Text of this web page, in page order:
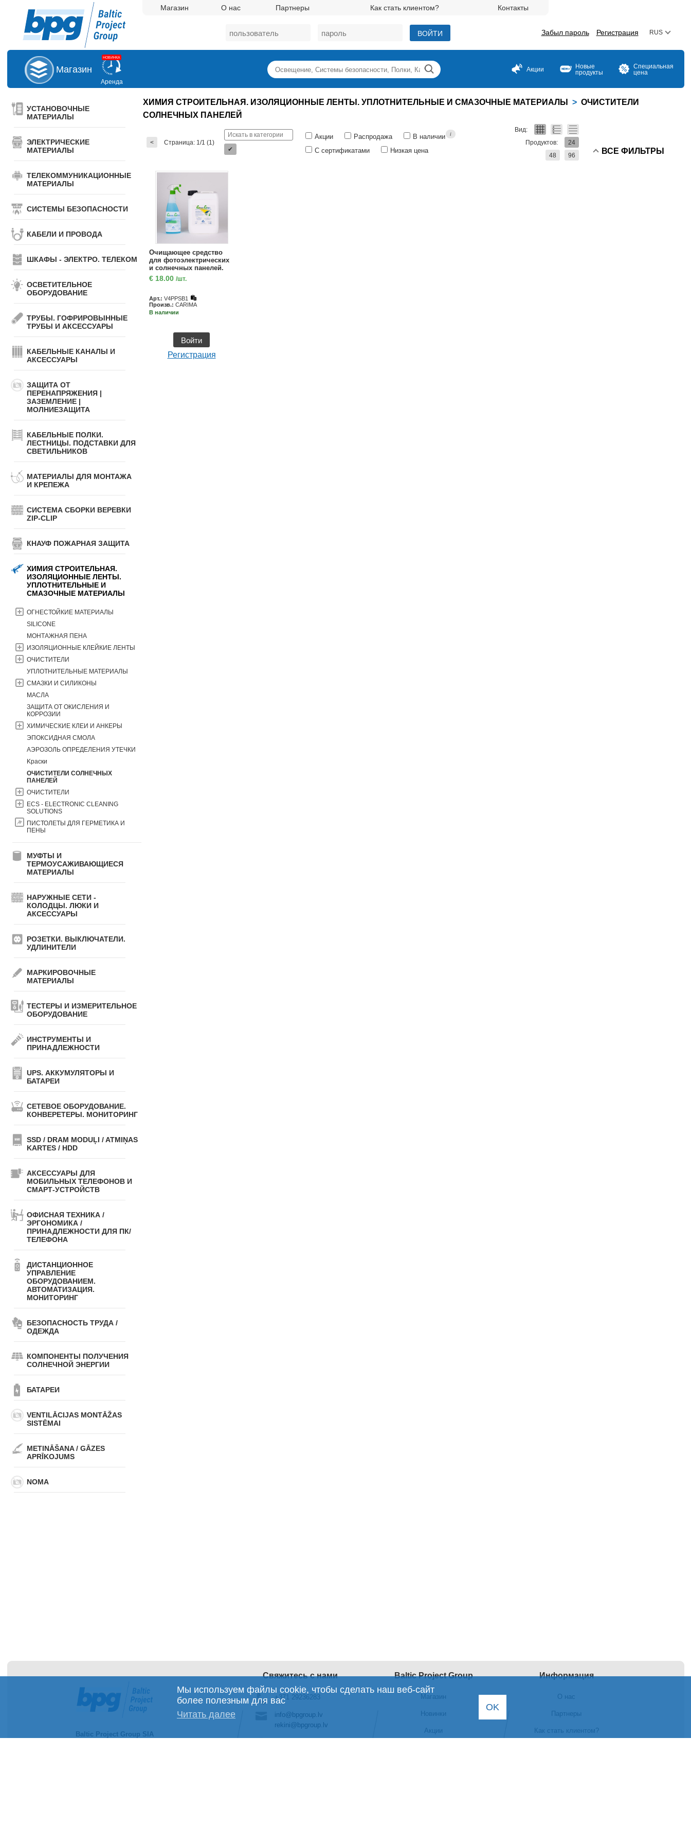
Мы используем файлы cookie, чтобы сделать наш веб-сайт
более полезным для вас
Читать далее
OK
Магазин О нас Партнеры Как стать клиентом? Контакты
ВОЙТИ Забыл пароль Регистрация RUS
Магазин
НОВИНКА
Аренда
Акции
Новые
продукты
Специальная
цена
УСТАНОВОЧНЫЕ
МАТЕРИАЛЫ
ЭЛЕКТРИЧЕСКИЕ
МАТЕРИАЛЫ
ТЕЛЕКОММУНИКАЦИОННЫЕ
МАТЕРИАЛЫ
СИСТЕМЫ БЕЗОПАСНОСТИ
КАБЕЛИ И ПРОВОДА
ШКАФЫ - ЭЛЕКТРО. ТЕЛЕКОМ
ОСВЕТИТЕЛЬНОЕ
ОБОРУДОВАНИЕ
ТРУБЫ. ГОФРИРОВЫННЫЕ
ТРУБЫ И АКСЕССУАРЫ
КАБЕЛЬНЫЕ КАНАЛЫ И
АКСЕССУАРЫ
ЗАЩИТА ОТ
ПЕРЕНАПРЯЖЕНИЯ |
ЗАЗЕМЛЕНИЕ |
МОЛНИЕЗАЩИТА
КАБЕЛЬНЫЕ ПОЛКИ.
ЛЕСТНИЦЫ. ПОДСТАВКИ ДЛЯ
СВЕТИЛЬНИКОВ
МАТЕРИАЛЫ ДЛЯ МОНТАЖА
И КРЕПЕЖА
СИСТЕМА СБОРКИ ВЕРЕВКИ
ZIP-CLIP
КНАУФ ПОЖАРНАЯ ЗАЩИТА
XИМИЯ CТРОИTEЛЬНAЯ.
ИЗОЛЯЦИОННЫЕ ЛЕНТЫ.
УПЛОТНИТЕЛЬНЫЕ И
СМАЗОЧНЫЕ МАТЕРИАЛЫ
ОГНЕСТОЙКИЕ МАТЕРИАЛЫ
SILICONE
МОНТАЖНАЯ ПЕНА
ИЗОЛЯЦИОННЫЕ КЛЕЙКИЕ ЛЕНТЫ
ОЧИСТИТЕЛИ
УПЛОТНИТЕЛЬНЫЕ МАТЕРИАЛЫ
СМАЗКИ И СИЛИКОНЫ
МАСЛА
ЗАЩИТА ОТ ОКИСЛЕНИЯ И
КОРРОЗИИ
ХИМИЧЕСКИЕ КЛЕИ И АНКЕРЫ
ЭПОКСИДНАЯ СМОЛА
АЭРОЗОЛЬ ОПРЕДЕЛЕНИЯ УТЕЧКИ
Kраски
ОЧИСТИТЕЛИ СОЛНЕЧНЫХ
ПАНЕЛЕЙ
ОЧИСТИТЕЛИ
ECS - ELECTRONIC CLEANING
SOLUTIONS
ПИСТОЛЕТЫ ДЛЯ ГЕРМЕТИКА И
ПЕНЫ
МУФТЫ И
ТЕРМОУСАЖИВАЮЩИЕСЯ
МАТЕРИАЛЫ
НАРУЖНЫЕ СЕТИ -
КОЛОДЦЫ. ЛЮКИ И
АКСЕССУАРЫ
РОЗЕТКИ. ВЫКЛЮЧАТЕЛИ.
УДЛИНИТЕЛИ
МАРКИРОВОЧНЫЕ
МАТЕРИАЛЫ
ТЕСТЕРЫ И ИЗМЕРИТЕЛЬНОЕ
ОБОРУДОВАНИЕ
ИНСТРУМЕНТЫ И
ПРИНАДЛЕЖНОСТИ
UPS. АККУМУЛЯТОРЫ И
БАТАРЕИ
СЕТЕВОЕ ОБОРУДОВАНИЕ.
КОНВЕРЕТЕРЫ. МОНИТОРИНГ
SSD / DRAM MODUĻI / ATMIŅAS
KARTES / HDD
АКСЕССУАРЫ ДЛЯ
МОБИЛЬНЫХ ТЕЛЕФОНОВ И
СМАРТ-УСТРОЙСТВ
ОФИСНАЯ ТЕХНИКА /
ЭРГОНОМИКА /
ПРИНАДЛЕЖНОСТИ ДЛЯ ПК/
ТЕЛЕФОНА
ДИСТАНЦИОННОЕ
УПРАВЛЕНИЕ
ОБОРУДОВАНИЕМ.
АВТОМАТИЗАЦИЯ.
МОНИТОРИНГ
БЕЗОПАСНОСТЬ ТРУДА /
ОДЕЖДА
КОМПОНЕНТЫ ПОЛУЧЕНИЯ
СОЛНЕЧНОЙ ЭНЕРГИИ
БАТАРЕИ
VENTILĀCIJAS MONTĀŽAS
SISTĒMAI
METINĀŠANA / GĀZES
APRĪKOJUMS
NOMA
XИМИЯ CТРОИTEЛЬНAЯ. ИЗОЛЯЦИОННЫЕ ЛЕНТЫ. УПЛОТНИТЕЛЬНЫЕ И СМАЗОЧНЫЕ МАТЕРИАЛЫ > ОЧИСТИТЕЛИ
СОЛНЕЧНЫХ ПАНЕЛЕЙ
<
Страница: 1/1 (1)
✔
Акции Распродажа В наличии i
С сертификатами Низкая цена
Вид:
Продуктов:
24
48
96 ВСЕ ФИЛЬТРЫ
Очищающее средство
для фотоэлектрических
и солнечных панелей.
ЗЕЛЕНОЕ СТЕКЛО. 1л
€18.00 /шт.
Арт.: V4PPSB1
Произв.: CARIMA
В наличии
Войти
Регистрация
Baltic Project Group SIA
Свяжитесь с нами
+371 29236283
info@bpgroup.lv
rekini@bpgroup.lv
Baltic Project Group
Магазин
Новинки
Акции
Информация
О нас
Партнеры
Как стать клиентом?